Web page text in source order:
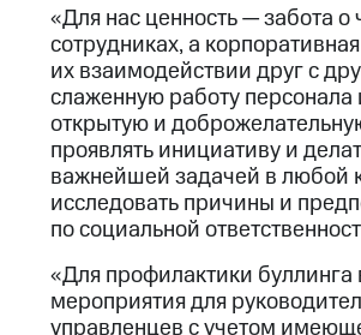
«Для нас ценность — забота
сотрудниках, а
их взаимодействии друг с
слаженную работу персонала
открытую и
проявлять инициативу и
важнейшей задачей в любой
исследовать причины и
по социальной
«Для профилактики буллинга
мероприятия для
управленцев с учетом